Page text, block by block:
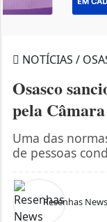
NOTÍCIAS /
Osasco
pela
Uma das
de pessoas
Resenhas News